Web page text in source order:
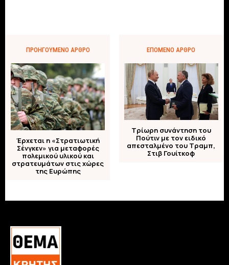
ΠΡΟΗΓΟΎΜΕΝΟ ΆΡΘΡΟ
Έρχεται η «Στρατιωτική
Σένγκεν» για μεταφορές
πολεμικού υλικού και
στρατευμάτων στις χώρες
της Ευρώπης
ΕΠΌΜΕΝΟ ΆΡΘΡΟ
Τρίωρη συνάντηση του
Πούτιν με τον ειδικό
απεσταλμένο του Τραμπ,
Στιβ Γουίτκοφ